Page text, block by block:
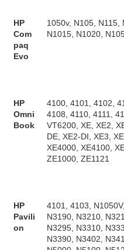
HP
Com
paq
Evo
1050v, N105, N115,
N1015, N1020,
HP
Omni
Book
4100, 4101, 4102,
4108, 4110, 4111,
VT6200, XE, XE2,
DE, XE2-DI, XE3,
XE4000, XE4100,
ZE1000, ZE1121
HP
Pavili
on
4101, 4103,
N3190, N3210,
N3295, N3310,
N3390, N3402,